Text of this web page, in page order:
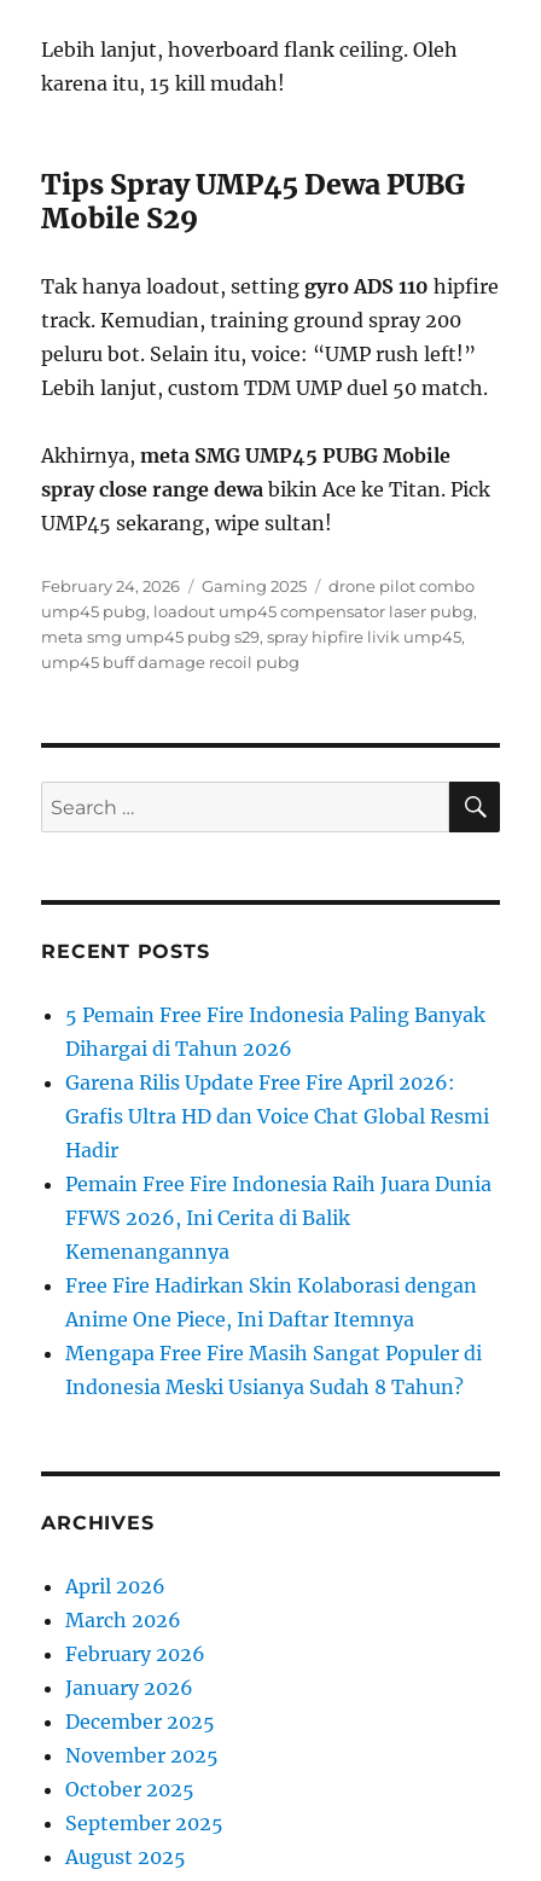
Lebih lanjut, hoverboard flank ceiling. Oleh
karena itu, 15 kill mudah!
Tips Spray UMP45 Dewa PUBG
Mobile S29
Tak hanya loadout, settinggyro ADS 110 hipfire
track. Kemudian, training ground spray 200
peluru bot. Selain itu, voice: “UMP rush left!”
Lebih lanjut, custom TDM UMP duel 50 match.
Akhirnya,meta SMG UMP45 PUBG Mobile
spray close range dewa bikin Ace ke Titan. Pick
UMP45 sekarang, wipe sultan!
Posted
on
February 24, 2026 Categories
Gaming 2025 Tags
drone pilot combo
ump45 pubg, loadout ump45 compensator laser pubg,
meta smg ump45 pubg s29,spray hipfire livik ump45,
ump45 buff damage recoil pubg
Search
for:
RECENT POSTS
5 Pemain Free Fire Indonesia Paling Banyak
Dihargai di Tahun 2026
Garena Rilis Update Free Fire April 2026:
Grafis Ultra HD dan Voice Chat Global Resmi
Hadir
Pemain Free Fire Indonesia Raih Juara Dunia
FFWS 2026, Ini Cerita di Balik
Kemenangannya
Free Fire Hadirkan Skin Kolaborasi dengan
Anime One Piece, Ini Daftar Itemnya
Mengapa Free Fire Masih Sangat Populer di
Indonesia Meski Usianya Sudah 8 Tahun?
ARCHIVES
April 2026
March 2026
February 2026
January 2026
December 2025
November 2025
October 2025
September 2025
August 2025